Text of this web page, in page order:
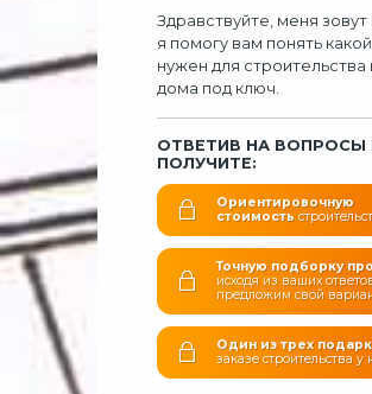
Здравствуйте, меня зовут
я помогу вам понять
нужен для строительства
дома под ключ.
ОТВЕТИВ НА ВОПРОСЫ
ПОЛУЧИТЕ:
Ориентировочную
стоимость
Точную подборку
исходя из ваших
предложим свой
Один из трех
заказе строительства у